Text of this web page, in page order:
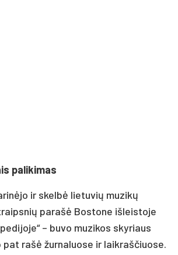
palikimas
ir skelbė lietuvių muzikų
parašė Bostone išleistoje
– buvo muzikos skyriaus
rašė žurnaluose ir laikraščiuose.